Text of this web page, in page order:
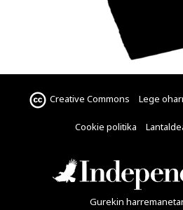
Creative Commons Lege
Cookie politika
Gurekin